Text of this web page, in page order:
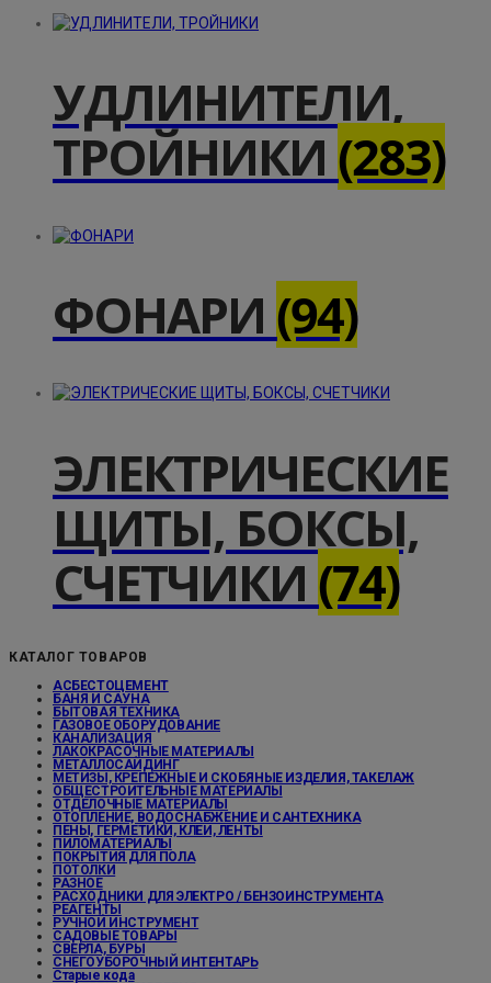
УДЛИНИТЕЛИ,
ТРОЙНИКИ (283)
ФОНАРИ (94)
ЭЛЕКТРИЧЕСКИЕ
ЩИТЫ, БОКСЫ,
СЧЕТЧИКИ (74)
КАТАЛОГ ТОВАРОВ
АСБЕСТОЦЕМЕНТ
БАНЯ И САУНА
БЫТОВАЯ ТЕХНИКА
ГАЗОВОЕ ОБОРУДОВАНИЕ
КАНАЛИЗАЦИЯ
ЛАКОКРАСОЧНЫЕ МАТЕРИАЛЫ
МЕТАЛЛОСАЙДИНГ
МЕТИЗЫ, КРЕПЕЖНЫЕ И СКОБЯНЫЕ ИЗДЕЛИЯ, ТАКЕЛАЖ
ОБЩЕСТРОИТЕЛЬНЫЕ МАТЕРИАЛЫ
ОТДЕЛОЧНЫЕ МАТЕРИАЛЫ
ОТОПЛЕНИЕ, ВОДОСНАБЖЕНИЕ И САНТЕХНИКА
ПЕНЫ, ГЕРМЕТИКИ, КЛЕИ, ЛЕНТЫ
ПИЛОМАТЕРИАЛЫ
ПОКРЫТИЯ ДЛЯ ПОЛА
ПОТОЛКИ
РАЗНОЕ
РАСХОДНИКИ ДЛЯ ЭЛЕКТРО / БЕНЗОИНСТРУМЕНТА
РЕАГЕНТЫ
РУЧНОЙ ИНСТРУМЕНТ
САДОВЫЕ ТОВАРЫ
СВЕРЛА, БУРЫ
СНЕГОУБОРОЧНЫЙ ИНТЕНТАРЬ
Старые кода